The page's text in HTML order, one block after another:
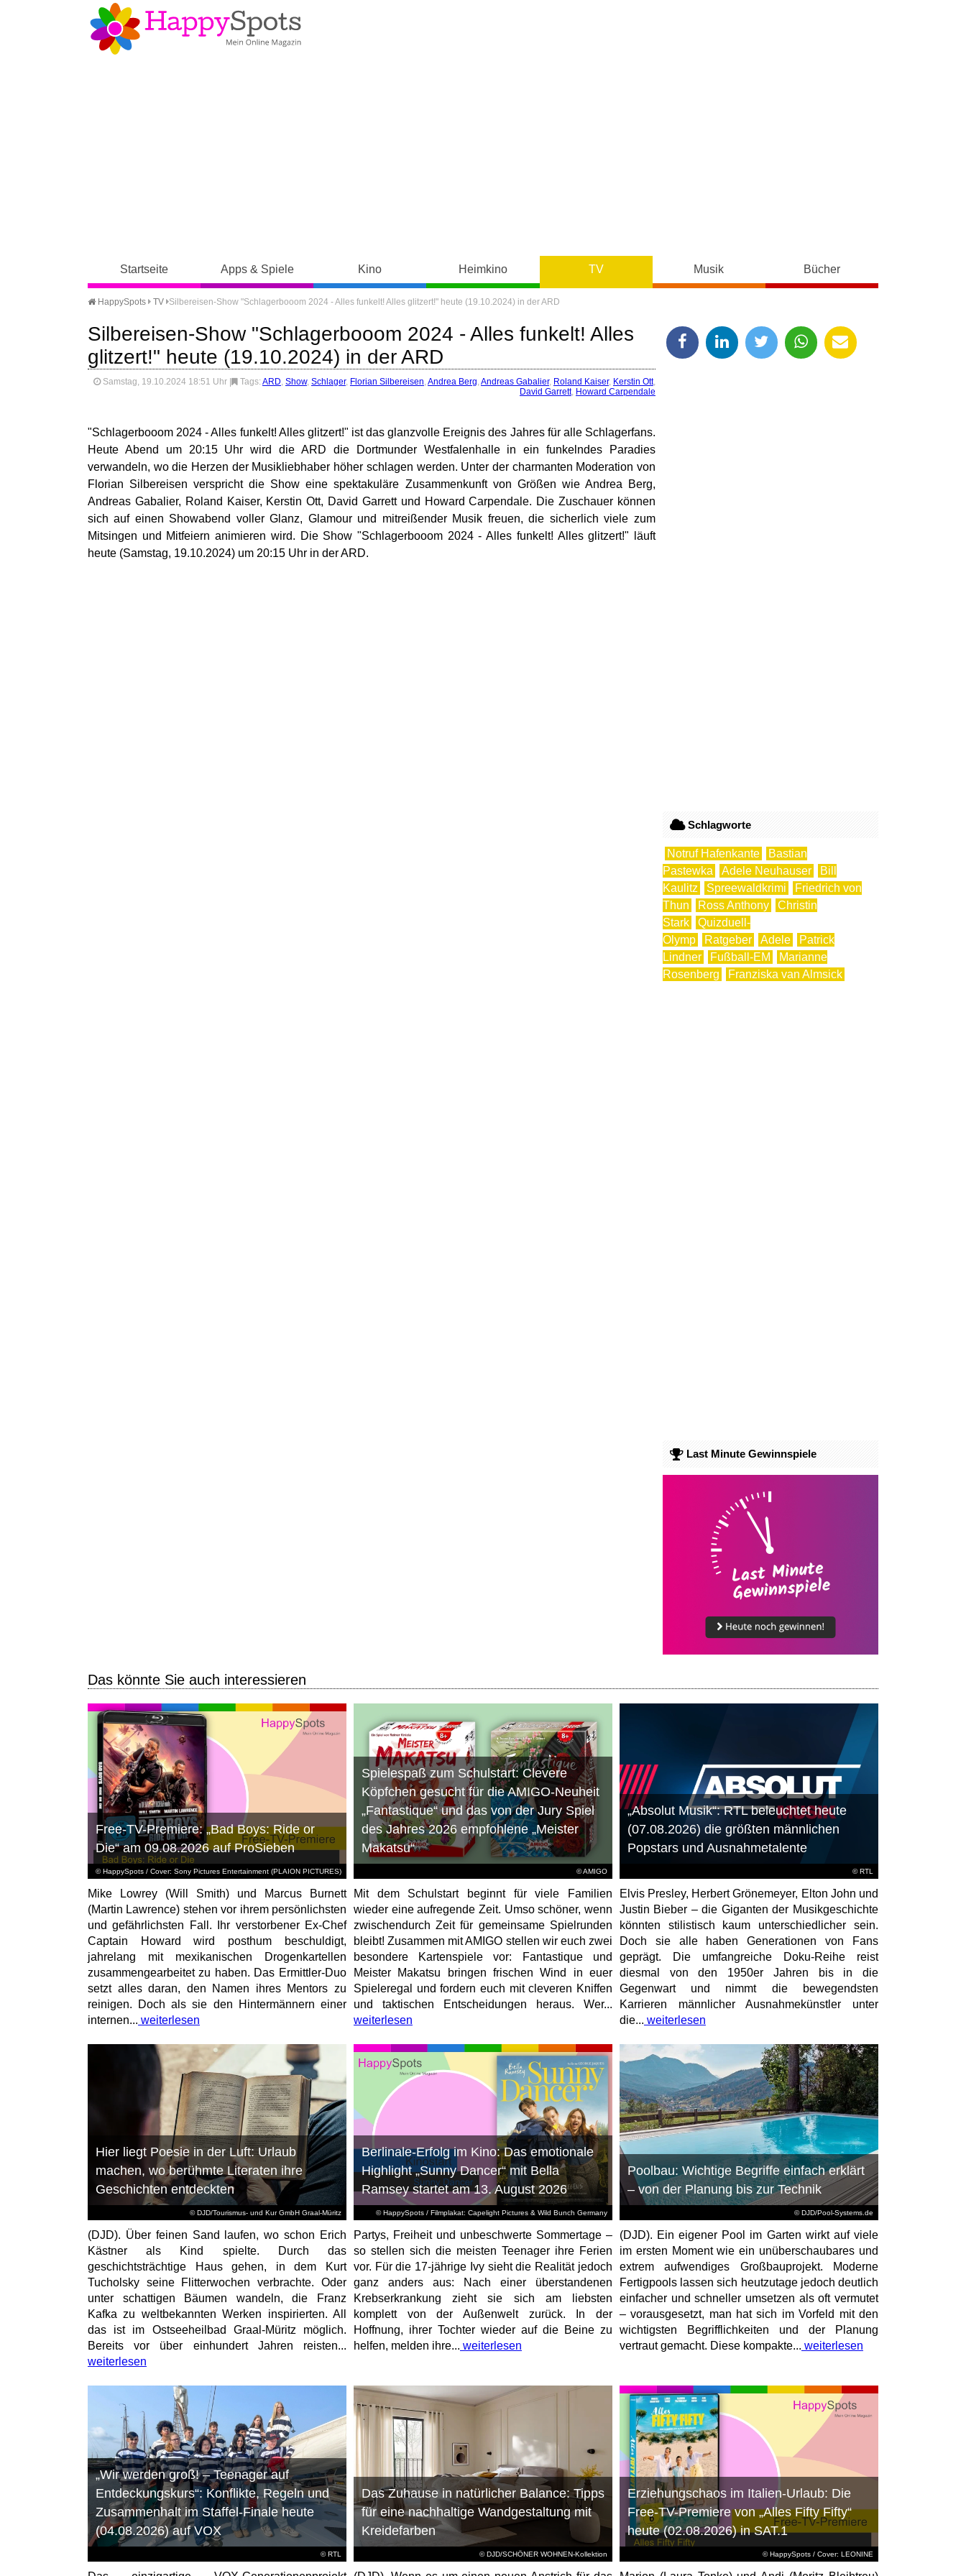
Startseite Apps & Spiele Kino Heimkino TV Musik Bücher
HappySpots TV Silbereisen-Show "Schlagerbooom 2024 - Alles funkelt! Alles glitzert!" heute (19.10.2024) in der ARD
Silbereisen-Show "Schlagerbooom 2024 - Alles funkelt! Alles
glitzert!" heute (19.10.2024) in der ARD
Samstag, 19.10.2024 18:51 Uhr Tags: ARD, Show, Schlager, Florian Silbereisen, Andrea Berg, Andreas Gabalier, Roland Kaiser, Kerstin Ott,
David Garrett, Howard Carpendale
"Schlagerbooom 2024 - Alles funkelt! Alles glitzert!" ist das glanzvolle Ereignis des Jahres für alle Schlagerfans.
Heute Abend um 20:15 Uhr wird die ARD die Dortmunder Westfalenhalle in ein funkelndes Paradies
verwandeln, wo die Herzen der Musikliebhaber höher schlagen werden. Unter der charmanten Moderation von
Florian Silbereisen verspricht die Show eine spektakuläre Zusammenkunft von Größen wie Andrea Berg,
Andreas Gabalier, Roland Kaiser, Kerstin Ott, David Garrett und Howard Carpendale. Die Zuschauer können
sich auf einen Showabend voller Glanz, Glamour und mitreißender Musik freuen, die sicherlich viele zum
Mitsingen und Mitfeiern animieren wird. Die Show "Schlagerbooom 2024 - Alles funkelt! Alles glitzert!" läuft
heute (Samstag, 19.10.2024) um 20:15 Uhr in der ARD.
Schlagworte
Notruf Hafenkante
Bastian
Pastewka
Adele Neuhauser
Bill
Kaulitz
Spreewaldkrimi
Friedrich von
Thun
Ross Anthony
Christin
Stark
Quizduell-
Olymp
Ratgeber Adele
Patrick
Lindner
Fußball-EM
Marianne
Rosenberg
Franziska van Almsick
Last Minute Gewinnspiele
Das könnte Sie auch interessieren
© HappySpots / Cover: Sony Pictures Entertainment (PLAION PICTURES)
Free-TV-Premiere: „Bad Boys: Ride or
Die“ am 09.08.2026 auf ProSieben
Mike Lowrey (Will Smith) und Marcus Burnett
(Martin Lawrence) stehen vor ihrem persönlichsten
und gefährlichsten Fall. Ihr verstorbener Ex-Chef
Captain Howard wird posthum beschuldigt,
jahrelang mit mexikanischen Drogenkartellen
zusammengearbeitet zu haben. Das Ermittler-Duo
setzt alles daran, den Namen ihres Mentors zu
reinigen. Doch als sie den Hintermännern einer
internen... weiterlesen
© AMIGO
Spielespaß zum Schulstart: Clevere
Köpfchen gesucht für die AMIGO-Neuheit
„Fantastique“ und das von der Jury Spiel
des Jahres 2026 empfohlene „Meister
Makatsu“
Mit dem Schulstart beginnt für viele Familien
wieder eine aufregende Zeit. Umso schöner, wenn
zwischendurch Zeit für gemeinsame Spielrunden
bleibt! Zusammen mit AMIGO stellen wir euch zwei
besondere Kartenspiele vor: Fantastique und
Meister Makatsu bringen frischen Wind in euer
Spieleregal und fordern euch mit cleveren Kniffen
und taktischen Entscheidungen heraus. Wer...
weiterlesen
© RTL
„Absolut Musik“: RTL beleuchtet heute
(07.08.2026) die größten männlichen
Popstars und Ausnahmetalente
Elvis Presley, Herbert Grönemeyer, Elton John und
Justin Bieber – die Giganten der Musikgeschichte
könnten stilistisch kaum unterschiedlicher sein.
Doch sie alle haben Generationen von Fans
geprägt. Die umfangreiche Doku-Reihe reist
diesmal von den 1950er Jahren bis in die
Gegenwart und nimmt die bewegendsten
Karrieren männlicher Ausnahmekünstler unter
die... weiterlesen
© DJD/Tourismus- und Kur GmbH Graal-Müritz
Hier liegt Poesie in der Luft: Urlaub
machen, wo berühmte Literaten ihre
Geschichten entdeckten
(DJD). Über feinen Sand laufen, wo schon Erich
Kästner als Kind spielte. Durch das
geschichtsträchtige Haus gehen, in dem Kurt
Tucholsky seine Flitterwochen verbrachte. Oder
unter schattigen Bäumen wandeln, die Franz
Kafka zu weltbekannten Werken inspirierten. All
das ist im Ostseeheilbad Graal-Müritz möglich.
Bereits vor über einhundert Jahren reisten...
weiterlesen
© HappySpots / Filmplakat: Capelight Pictures & Wild Bunch Germany
Berlinale-Erfolg im Kino: Das emotionale
Highlight „Sunny Dancer“ mit Bella
Ramsey startet am 13. August 2026
Partys, Freiheit und unbeschwerte Sommertage –
so stellen sich die meisten Teenager ihre Ferien
vor. Für die 17-jährige Ivy sieht die Realität jedoch
ganz anders aus: Nach einer überstandenen
Krebserkrankung zieht sie sich am liebsten
komplett von der Außenwelt zurück. In der
Hoffnung, ihrer Tochter wieder auf die Beine zu
helfen, melden ihre... weiterlesen
© DJD/Pool-Systems.de
Poolbau: Wichtige Begriffe einfach erklärt
– von der Planung bis zur Technik
(DJD). Ein eigener Pool im Garten wirkt auf viele
im ersten Moment wie ein unüberschaubares und
extrem aufwendiges Großbauprojekt. Moderne
Fertigpools lassen sich heutzutage jedoch deutlich
einfacher und schneller umsetzen als oft vermutet
– vorausgesetzt, man hat sich im Vorfeld mit den
wichtigsten Begrifflichkeiten und der Planung
vertraut gemacht. Diese kompakte... weiterlesen
© RTL
„Wir werden groß! – Teenager auf
Entdeckungskurs“: Konflikte, Regeln und
Zusammenhalt im Staffel-Finale heute
(04.08.2026) auf VOX
© DJD/SCHÖNER WOHNEN-Kollektion
Das Zuhause in natürlicher Balance: Tipps
für eine nachhaltige Wandgestaltung mit
Kreidefarben
© HappySpots / Cover: LEONINE
Erziehungschaos im Italien-Urlaub: Die
Free-TV-Premiere von „Alles Fifty Fifty“
heute (02.08.2026) in SAT.1